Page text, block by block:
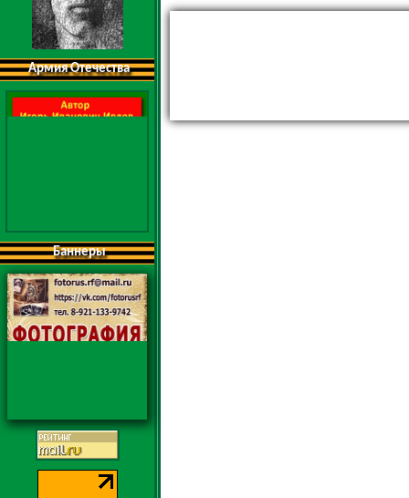
Армия Отечества
Баннеры